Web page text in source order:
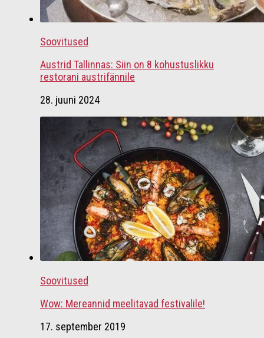
Soovitused
Austrid Tallinnas: Siin on 8 kohustuslikku
restorani austrifännile
28. juuni 2024
Soovitused
Wow: Mereannid meelitavad festivalile!
17. september 2019